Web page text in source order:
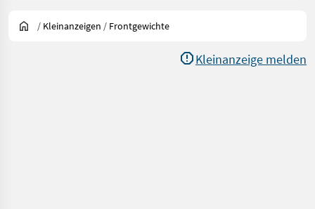
/ Kleinanzeigen / Frontgewichte
Kleinanzeige melden